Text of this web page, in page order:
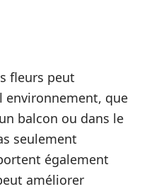
fleurs peut
environnement, que
balcon ou dans le
seulement
également
améliorer